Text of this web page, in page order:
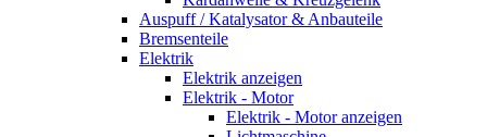
Auspuff / Katalysator & Anbauteile
Bremsenteile
Elektrik
Elektrik anzeigen
Elektrik - Motor
Elektrik - Motor anzeigen